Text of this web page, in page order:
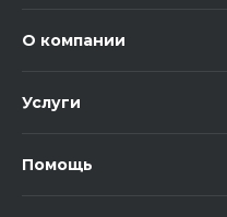
О компании
Услуги
Помощь